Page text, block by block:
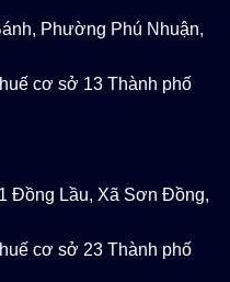
Phường Phú Nhuận,
cơ sở 13 Thành phố
Đồng Lầu, Xã Sơn Đồng,
cơ sở 23 Thành phố